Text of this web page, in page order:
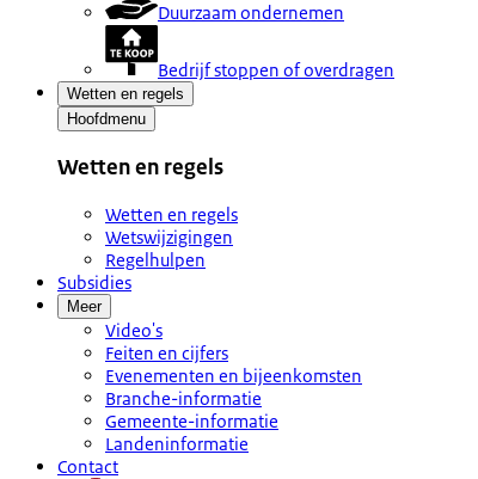
Duurzaam ondernemen
Bedrijf stoppen of overdragen
Wetten en regels
Hoofdmenu
Wetten en regels
Wetten en regels
Wetswijzigingen
Regelhulpen
Subsidies
Meer
Video's
Feiten en cijfers
Evenementen en bijeenkomsten
Branche-informatie
Gemeente-informatie
Landeninformatie
Contact